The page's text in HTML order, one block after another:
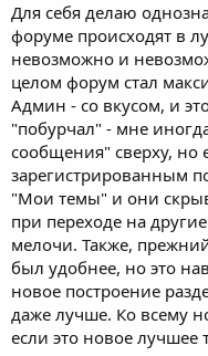
Для себя делаю
форуме происходят в
невозможно и
целом форум стал
Админ - со вкусом, и
"побурчал" - мне
сообщения" сверху, но
зарегистрированным
"Мои темы" и они
при переходе на
мелочи. Также,
был удобнее, но это
новое построение
даже лучше. Ко всему
если это новое лучшее